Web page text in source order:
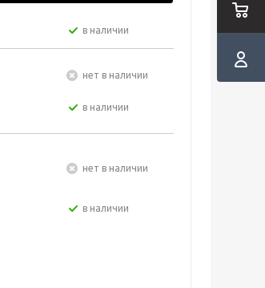
в наличии
Нет в наличии
в наличии
Нет в наличии
в наличии